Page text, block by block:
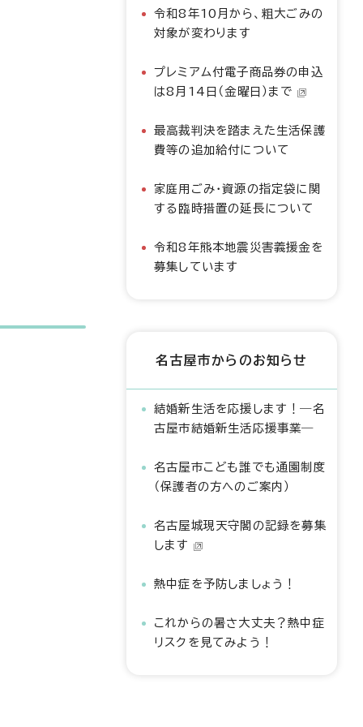
令和8年10月から、粗大ごみの
対象が変わります
プレミアム付電子商品券の申込
は8月14日（金曜日）まで
最高裁判決を踏まえた生活保護
費等の追加給付について
家庭用ごみ・資源の指定袋に関
する臨時措置の延長について
令和8年熊本地震災害義援金を
募集しています
名古屋市からのお知らせ
結婚新生活を応援します！―名
古屋市結婚新生活応援事業―
名古屋市こども誰でも通園制度
（保護者の方へのご案内）
名古屋城現天守閣の記録を募集
します
熱中症を予防しましょう！
これからの暑さ大丈夫？熱中症
リスクを見てみよう！